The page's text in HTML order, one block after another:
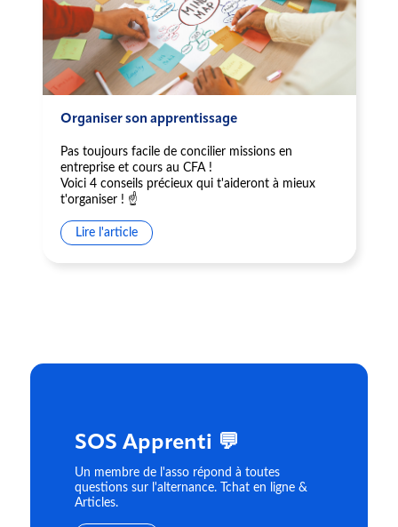
Organiser son apprentissage
Pas toujours facile de concilier missions en
entreprise et cours au CFA !
Voici 4 conseils précieux qui t'aideront à mieux
t'organiser ! ☝️
Lire l'article
SOS Apprenti 💬
Un membre de l'asso répond à toutes
questions sur l'alternance. Tchat en ligne &
Articles.